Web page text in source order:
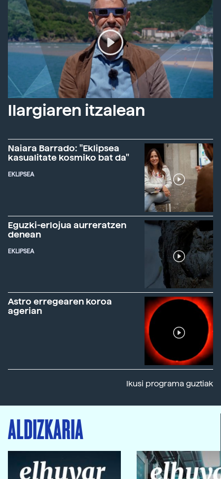
Ilargiaren itzalean
Naiara Barrado: "Eklipsea
kasualitate kosmiko bat da"
EKLIPSEA
Eguzki-erlojua aurreratzen
denean
EKLIPSEA
Astro erregearen koroa
agerian
Ikusi programa guztiak
ALDIZKARIA